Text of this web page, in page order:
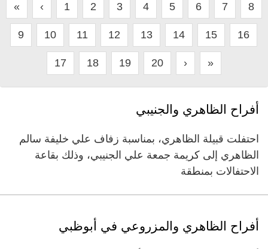
« ‹ 1 2 3 4 5 6 7 8
9 10 11 12 13 14 15 16
17 18 19 20 › »
أفراح الظاهري والجنيبي
احتفلت قبيلة الظاهري، بمناسبة زفاف علي خليفة سالم
الظاهري إلى كريمة جمعة علي الجنيبي، وذلك بقاعة
الاحتفالات بمنطقة
أفراح الظاهري والمزروعي في أبوظبي